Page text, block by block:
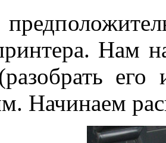
Нам
Начинаем